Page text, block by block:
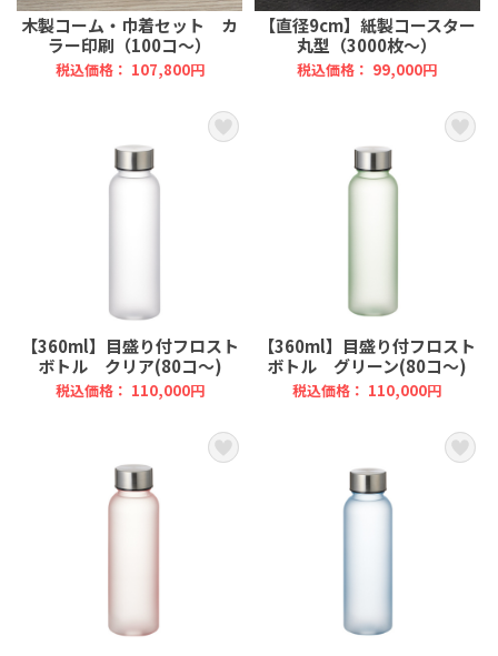
木製コーム・巾着セット カ
ラー印刷（100コ～）
税込価格： 107,800円
【直径9cm】紙製コースター
丸型（3000枚～）
税込価格： 99,000円
【360ml】目盛り付フロスト
ボトル クリア(80コ～)
税込価格： 110,000円
【360ml】目盛り付フロスト
ボトル グリーン(80コ～)
税込価格： 110,000円